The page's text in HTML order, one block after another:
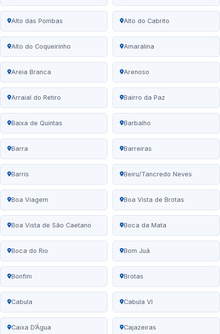
Alto das Pombas Alto do Cabrito
Alto do Coqueirinho Amaralina
Areia Branca Arenoso
Arraial do Retiro Bairro da Paz
Baixa de Quintas Barbalho
Barra Barreiras
Barris Beiru/Tancredo Neves
Boa Viagem Boa Vista de Brotas
Boa Vista de São Caetano Boca da Mata
Boca do Rio Bom Juá
Bonfim Brotas
Cabula Cabula VI
Caixa D’Água Cajazeiras